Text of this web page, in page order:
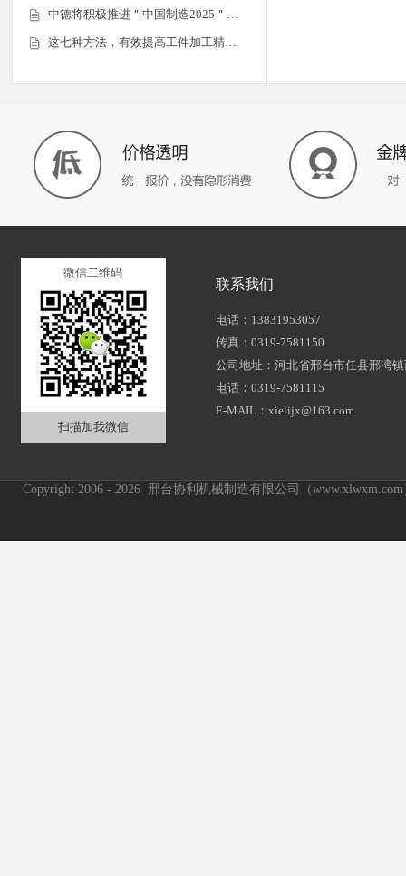
中德将积极推进＂中国制造2025＂…
这七种方法，有效提高工件加工精…
微信二维码
扫描加我微信
联系我们
电话：13831953057
传真：0319-7581150
公司地址：河北省邢台市任县邢湾
电话：0319-7581115
E-MAIL：xielijx@163.com
Copyright 2006 - 2026 邢台协利机械制造有限公司（